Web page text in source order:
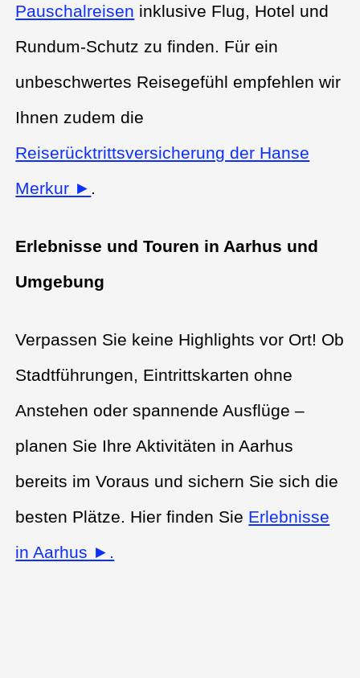
Pauschalreisen inklusive Flug, Hotel und
Rundum-Schutz zu finden. Für ein
unbeschwertes Reisegefühl empfehlen wir
Ihnen zudem die
Reiserücktrittsversicherung der Hanse
Merkur ► .
Erlebnisse und Touren in Aarhus und
Umgebung
Verpassen Sie keine Highlights vor Ort! Ob
Stadtführungen, Eintrittskarten ohne
Anstehen oder spannende Ausflüge –
planen Sie Ihre Aktivitäten in Aarhus
bereits im Voraus und sichern Sie sich die
besten Plätze. Hier finden Sie Erlebnisse
in Aarhus ►.